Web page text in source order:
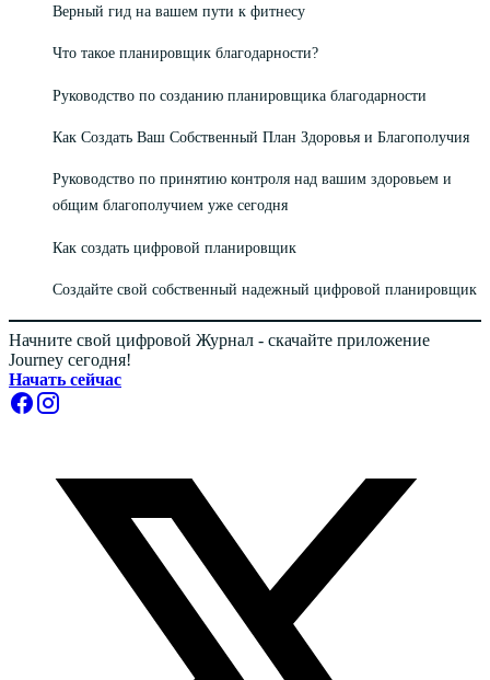
Верный гид на вашем пути к фитнесу
Что такое планировщик благодарности?
Руководство по созданию планировщика благодарности
Как Создать Ваш Собственный План Здоровья и Благополучия
Руководство по принятию контроля над вашим здоровьем и
общим благополучием уже сегодня
Как создать цифровой планировщик
Создайте свой собственный надежный цифровой планировщик
Начните свой цифровой Журнал - скачайте приложение
Journey сегодня!
Начать сейчас